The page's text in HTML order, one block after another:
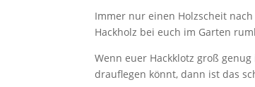
Immer nur einen Holzscheit
Hackholz bei euch im Garten
Wenn euer Hackklotz groß
drauflegen könnt, dann ist das